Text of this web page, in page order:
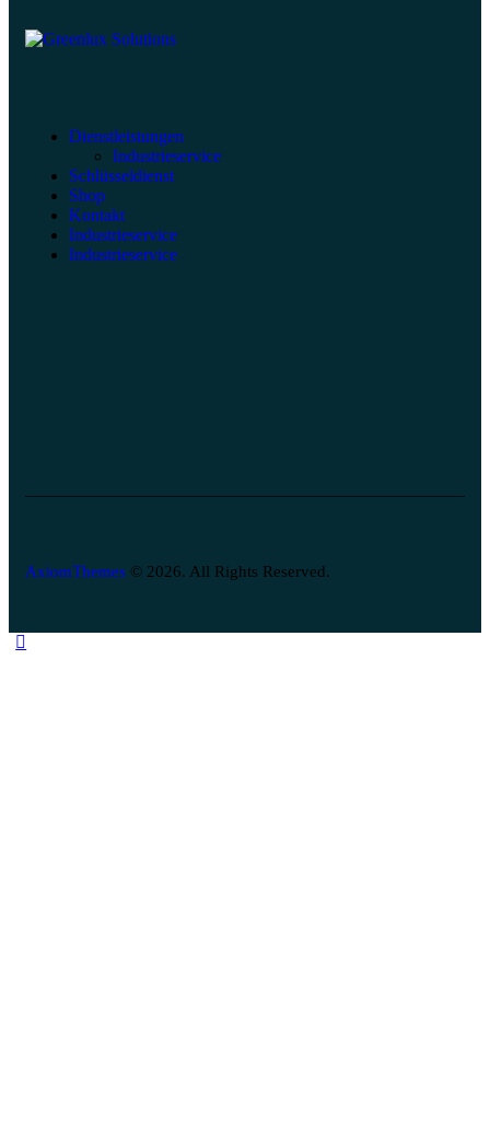
Dienstleistungen
Industrieservice
Schlüsseldienst
Shop
Kontakt
Industrieservice
Industrieservice
AxiomThemes © 2026. All Rights Reserved.